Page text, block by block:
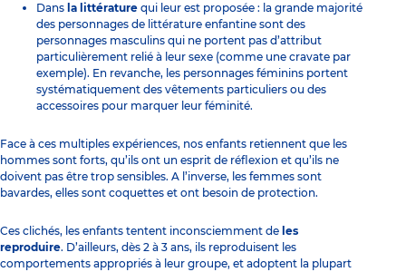
Dans la littérature qui leur est proposée : la grande majorité
des personnages de littérature enfantine sont des
personnages masculins qui ne portent pas d’attribut
particulièrement relié à leur sexe (comme une cravate par
exemple). En revanche, les personnages féminins portent
systématiquement des vêtements particuliers ou des
accessoires pour marquer leur féminité.
Face à ces multiples expériences, nos enfants retiennent que les
hommes sont forts, qu’ils ont un esprit de réflexion et qu’ils ne
doivent pas être trop sensibles. A l’inverse, les femmes sont
bavardes, elles sont coquettes et ont besoin de protection.
Ces clichés, les enfants tentent inconsciemment de les
reproduire. D’ailleurs, dès 2 à 3 ans, ils reproduisent les
comportements appropriés à leur groupe, et adoptent la plupart